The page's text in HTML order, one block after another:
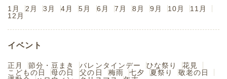
1月 2月 3月 4月 5月 6月 7月 8月 9月 10月
11月
12月
イベント
正月 節分・豆まき バレンタインデー ひな祭り
花見
こどもの日
母の日 父の日 梅雨 七夕 夏祭り
敬老の日